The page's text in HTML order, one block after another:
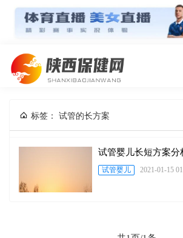
标签： 试管的长方案
试管婴儿长短方案分
试管婴儿 2021-01-15